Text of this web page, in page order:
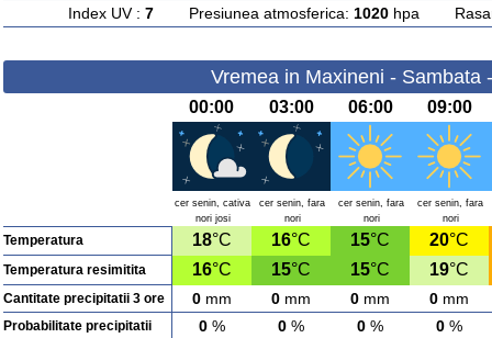
Index UV : 7Presiunea atmosferica: 1020hpa
Vremea in Maxineni - Sambata
00:00 03:00 06:00 09:00
cer senin, cativa
nori josi
cer senin, fara
nori
cer senin, fara
nori
cer senin, fara
nori
Temperatura 18°C 16°C 15°C 20°C
Temperatura resimitita 16°C 15°C 15°C 19°C
Cantitate precipitatii 3 ore 0 mm 0 mm 0 mm 0 mm
Probabilitate precipitatii 0 % 0 % 0 % 0 %